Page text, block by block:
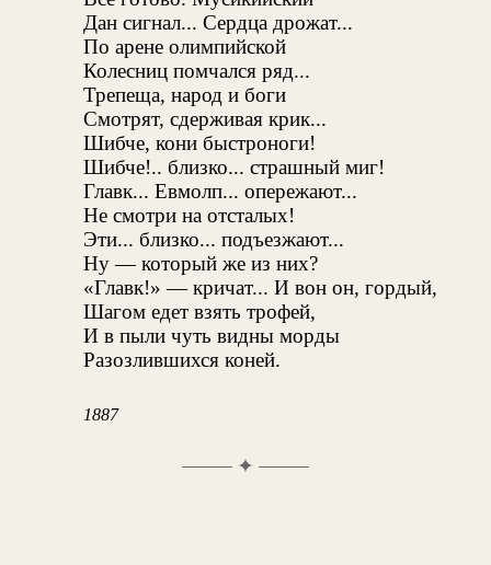
Дан сигнал... Сердца дрожат...
По арене олимпийской
Колесниц помчался ряд...
Трепеща, народ и боги
Смотрят, сдерживая крик...
Шибче, кони быстроноги!
Шибче!.. близко... страшный миг!
Главк... Евмолп... опережают...
Не смотри на отсталых!
Эти... близко... подъезжают...
Ну — который же из них?
«Главк!» — кричат... И вон он, гордый,
Шагом едет взять трофей,
И в пыли чуть видны морды
Разозлившихся коней.
1887
✦